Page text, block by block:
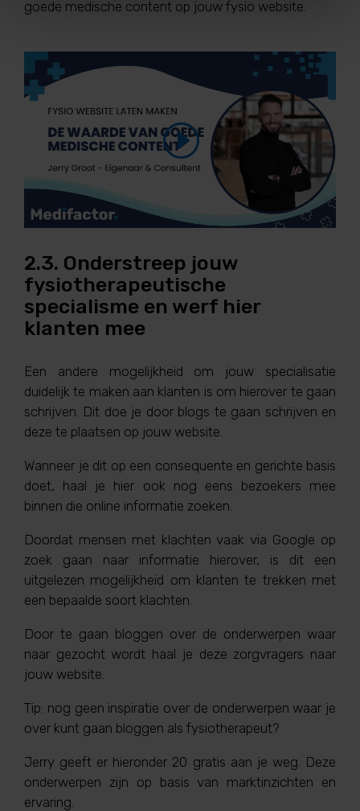
goede medische content op jouw fysio website.
2.3. Onderstreep jouw
fysiotherapeutische
specialisme en werf hier
klanten mee
Een andere mogelijkheid om jouw specialisatie
duidelijk te maken aan klanten is om hierover te gaan
schrijven. Dit doe je door blogs te gaan schrijven en
deze te plaatsen op jouw website.
Wanneer je dit op een consequente en gerichte basis
doet, haal je hier ook nog eens bezoekers mee
binnen die online informatie zoeken.
Doordat mensen met klachten vaak via Google op
zoek gaan naar informatie hierover, is dit een
uitgelezen mogelijkheid om klanten te trekken met
een bepaalde soort klachten.
Door te gaan bloggen over de onderwerpen waar
naar gezocht wordt haal je deze zorgvragers naar
jouw website.
Tip: nog geen inspiratie over de onderwerpen waar je
over kunt gaan bloggen als fysiotherapeut?
Jerry geeft er hieronder 20 gratis aan je weg. Deze
onderwerpen zijn op basis van marktinzichten en
ervaring.